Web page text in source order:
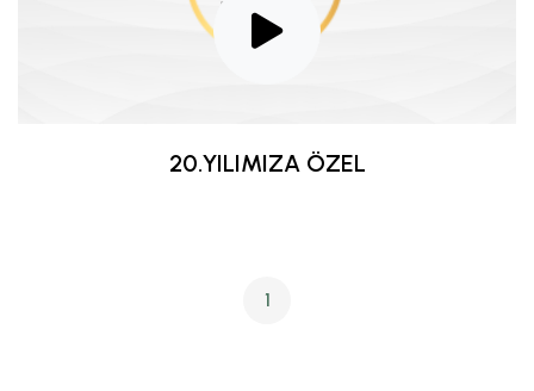
20.YILIMIZA ÖZEL
1